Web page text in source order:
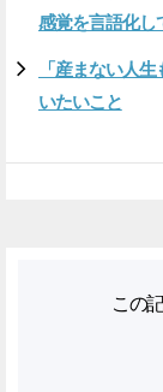
感覚を言語化し
「産まない人
いたいこと
この